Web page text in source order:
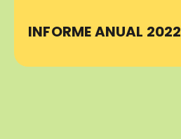
INFORME ANUAL 2022